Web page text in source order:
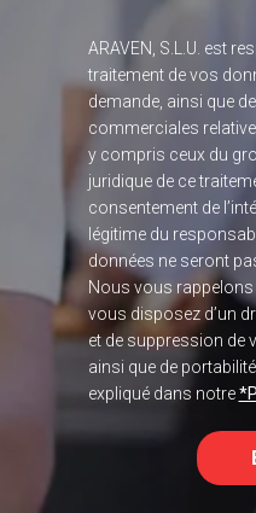
ARAVEN, S.L.U. est
traitement de vos
demande, ainsi que
commerciales
y compris ceux du
juridique de ce
consentement de
légitime du
données ne seront
Nous vous rappelons
vous disposez d’un
et de suppression de
ainsi que de
expliqué dans notre